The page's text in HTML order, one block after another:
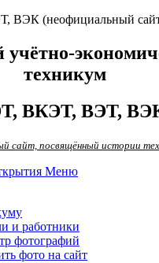
учётно-
техникум
ВКЭТ, ВЭТ,
сайт, посвящённый истории
Меню
и работники
фотографий
фото на сайт